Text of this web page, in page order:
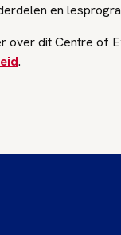
en
over dit Centre of
.